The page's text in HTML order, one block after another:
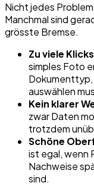
Nicht jedes
Manchmal sind
grösste Bremse.
Zu viele
simples Foto
auswählen
Kein klarer
zwar Daten
trotzdem
Schöne
ist egal, wenn
Nachweise
sind.